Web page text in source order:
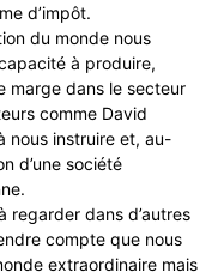
d’impôt.
du monde nous
à produire,
marge dans le secteur
comme David
nous instruire et, au-
d’une société
regarder dans d’autres
compte que nous
extraordinaire mais